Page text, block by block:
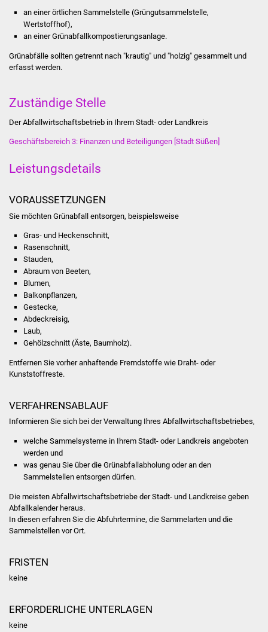
FNP / Bebauungspläne
Schulentwicklung Bizet
Bürger & Service
Lebenslagen
Formulare
Bürgerinfos
Bildung
Kolping-Musikschule
an einer örtlichen Sammelstelle (Grüngutsammelstelle,
Wertstoffhof),
an einer Grünabfallkompostierungsanlage.
Grünabfälle sollten getrennt nach "krautig" und "holzig" gesammelt und
erfasst werden.
Zuständige Stelle
Der Abfallwirtschaftsbetrieb in Ihrem Stadt- oder Landkreis
Geschäftsbereich 3: Finanzen und Beteiligungen [Stadt Süßen]
Leistungsdetails
VORAUSSETZUNGEN
Sie möchten Grünabfall entsorgen, beispielsweise
Gras- und Heckenschnitt,
Rasenschnitt,
Stauden,
Abraum von Beeten,
Blumen,
Balkonpflanzen,
Gestecke,
Abdeckreisig,
Laub,
Gehölzschnitt (Äste, Baumholz).
Entfernen Sie vorher anhaftende Fremdstoffe wie Draht- oder
Kunststoffreste.
VERFAHRENSABLAUF
Informieren Sie sich bei der Verwaltung Ihres Abfallwirtschaftsbetriebes,
welche Sammelsysteme in Ihrem Stadt- oder Landkreis angeboten
werden und
was genau Sie über die Grünabfallabholung oder an den
Sammelstellen entsorgen dürfen.
Die meisten Abfallwirtschaftsbetriebe der Stadt- und Landkreise geben
Abfallkalender heraus.
In diesen erfahren Sie die Abfuhrtermine, die Sammelarten und die
Sammelstellen vor Ort.
FRISTEN
keine
ERFORDERLICHE UNTERLAGEN
keine